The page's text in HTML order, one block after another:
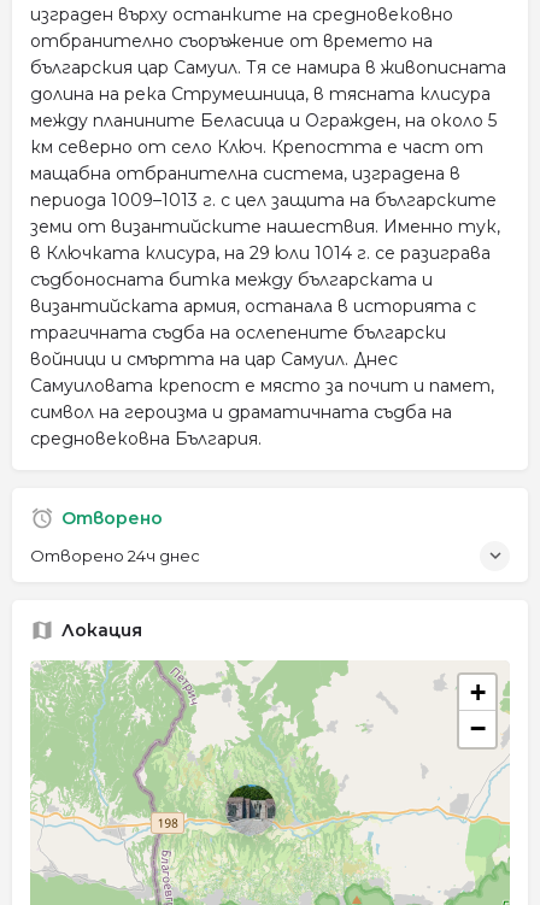
изграден върху останките на средновековно
отбранително съоръжение от времето на
българския цар Самуил. Тя се намира в живописната
долина на река Струмешница, в тясната клисура
между планините Беласица и Огражден, на около 5
км северно от село Ключ. Крепостта е част от
мащабна отбранителна система, изградена в
периода 1009–1013 г. с цел защита на българските
земи от византийските нашествия. Именно тук,
в Ключката клисура, на 29 юли 1014 г. се разиграва
съдбоносната битка между българската и
византийската армия, останала в историята с
трагичната съдба на ослепените български
войници и смъртта на цар Самуил. Днес
Самуиловата крепост е място за почит и памет,
символ на героизма и драматичната съдба на
средновековна България.
Отворено
Отворено 24ч днес
Локация
+
−